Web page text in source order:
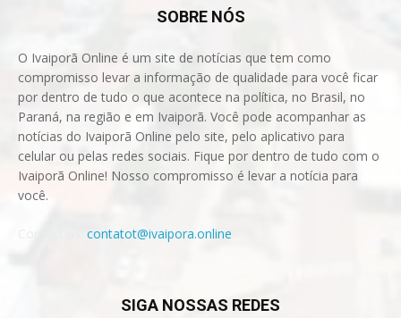
SOBRE NÓS
O Ivaiporã Online é um site de notícias que tem como
compromisso levar a informação de qualidade para você ficar
por dentro de tudo o que acontece na política, no Brasil, no
Paraná, na região e em Ivaiporã. Você pode acompanhar as
notícias do Ivaiporã Online pelo site, pelo aplicativo para
celular ou pelas redes sociais. Fique por dentro de tudo com o
Ivaiporã Online! Nosso compromisso é levar a notícia para
você.
contatot@ivaipora.online
SIGA NOSSAS REDES